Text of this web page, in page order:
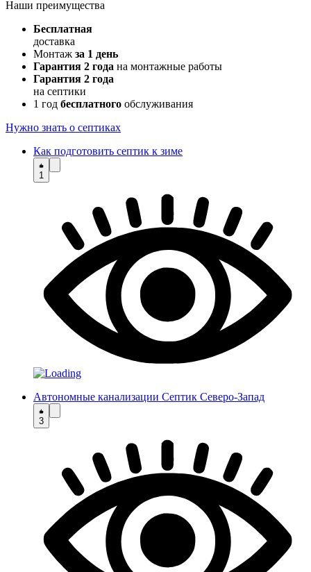
Наши преимущества
Бесплатная
доставка
Монтаж за 1 день
Гарантия 2 года на монтажные работы
Гарантия 2 года
на септики
1 год бесплатного обслуживания
Нужно знать о септиках
Как подготовить септик к зиме
1
Автономные канализации Септик Северо-Запад
3